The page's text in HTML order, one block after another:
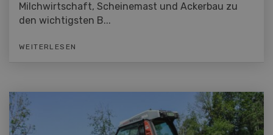
Milchwirtschaft, Scheinemast und Ackerbau zu
den wichtigsten B...
WEITERLESEN